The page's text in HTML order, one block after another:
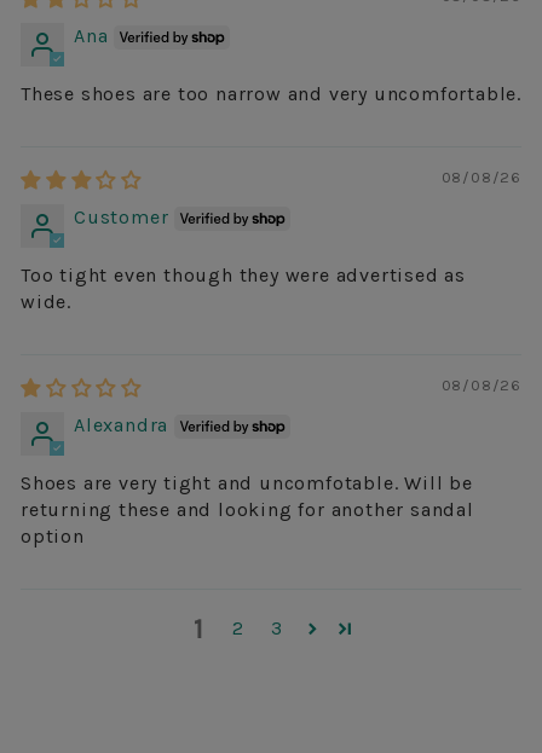
Ana
These shoes are too narrow and very uncomfortable.
08/08/26
Customer
Too tight even though they were advertised as
wide.
08/08/26
Alexandra
Shoes are very tight and uncomfotable. Will be
returning these and looking for another sandal
option
1 2 3